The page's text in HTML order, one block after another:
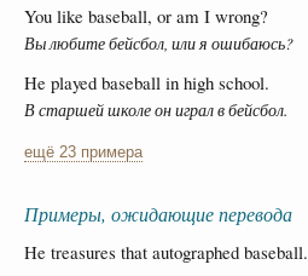
You like baseball, or am I wrong?
Вы любите бейсбол, или я ошибаюсь?
He played baseball in high school.
В старшей школе он играл в бейсбол.
ещё 23 примера
Примеры, ожидающие перевода
He treasures that autographed baseball.